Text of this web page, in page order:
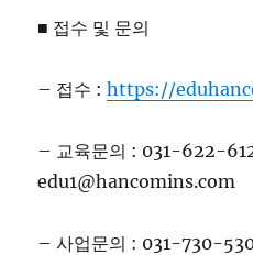
■ 접수 및 문의
– 접수 :https://
– 교육문의 : 031-622-
edu1@hancomins.com
– 사업문의 : 031-730-